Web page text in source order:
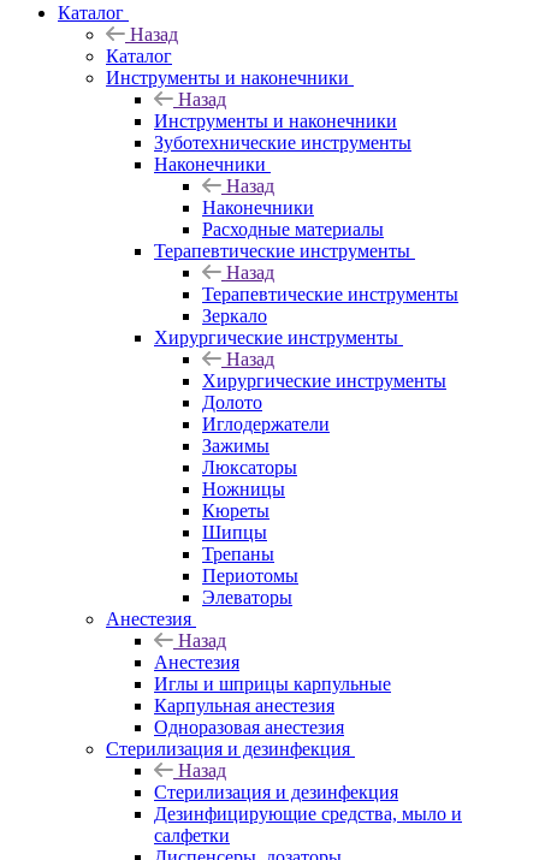
Каталог
Назад
Каталог
Инструменты и наконечники
Назад
Инструменты и наконечники
Зуботехнические инструменты
Наконечники
Назад
Наконечники
Расходные материалы
Терапевтические инструменты
Назад
Терапевтические инструменты
Зеркало
Хирургические инструменты
Назад
Хирургические инструменты
Долото
Иглодержатели
Зажимы
Люксаторы
Ножницы
Кюреты
Шипцы
Трепаны
Периотомы
Элеваторы
Анестезия
Назад
Анестезия
Иглы и шприцы карпульные
Карпульная анестезия
Одноразовая анестезия
Стерилизация и дезинфекция
Назад
Стерилизация и дезинфекция
Дезинфицирующие средства, мыло и
салфетки